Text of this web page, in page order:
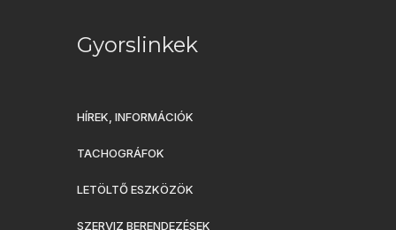
Gyorslinkek
HÍREK, INFORMÁCIÓK
TACHOGRÁFOK
LETÖLTŐ ESZKÖZÖK
SZERVIZ BERENDEZÉSEK